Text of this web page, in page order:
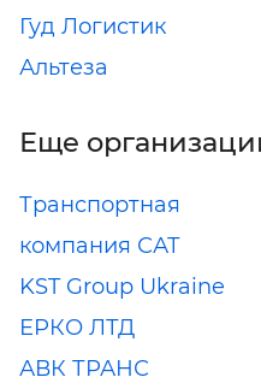
Гуд Логистик
Альтеза
Еще
Транспортная
компания САТ
KST Group Ukraine
ЕРКО ЛТД
АВК ТРАНС